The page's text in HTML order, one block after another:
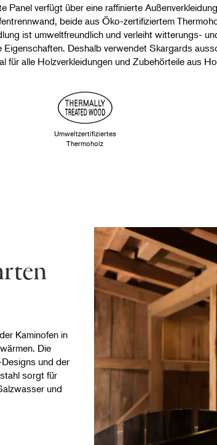
Panel verfügt über eine raffinierte
beide aus Öko-zertifiziertem
ist umweltfreundlich und verleiht witterungs-
Eigenschaften. Deshalb verwendet Skargards
für alle Holzverkleidungen und Zubehörteile aus
Umweltzertifiziertes
Thermoholz
Kaminofen in
Die
und der
sorgt für
und